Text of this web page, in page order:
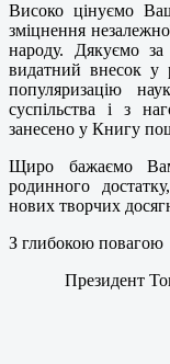
Високо цінуємо
зміцнення
народу. Дякуємо
видатний внесок у
популяризацію
суспільства і з
занесено у Книгу
Щиро бажаємо Вам
родинного
нових творчих
З глибокою повагою
Президент